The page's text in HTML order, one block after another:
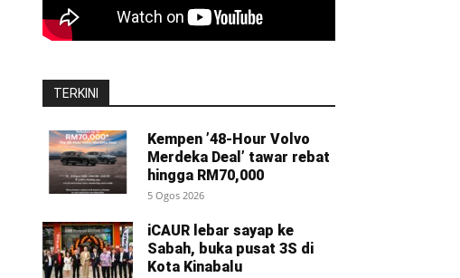
TERKINI
Kempen ’48-Hour Volvo
Merdeka Deal’ tawar rebat
hingga RM70,000
5 Ogos 2026
iCAUR lebar sayap ke
Sabah, buka pusat 3S di
Kota Kinabalu